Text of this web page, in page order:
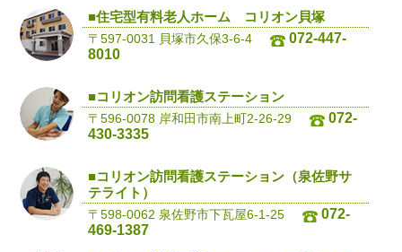
■住宅型有料老人ホーム コリオン貝塚
〒597-0031 貝塚市久保3-6-4
072-447-
8010
■コリオン訪問看護ステーション
〒596-0078 岸和田市南上町2-26-29
072-
430-3335
■コリオン訪問看護ステーション（泉佐野サ
テライト）
〒598-0062 泉佐野市下瓦屋6-1-25
072-
469-1387